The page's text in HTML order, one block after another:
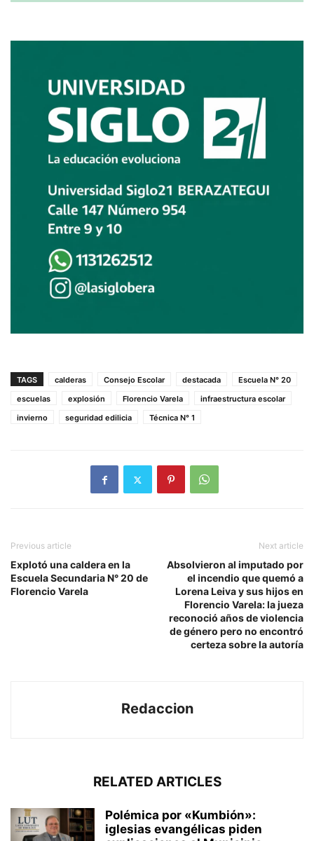
TAGS calderas Consejo Escolar destacada
Escuela N° 20
escuelas
explosión Florencio Varela
infraestructura escolar
invierno
seguridad edilicia Técnica N° 1
Previous article
Explotó una caldera en la
Escuela Secundaria N° 20 de
Florencio Varela
Next article
Absolvieron al imputado por
el incendio que quemó a
Lorena Leiva y sus hijos en
Florencio Varela: la jueza
reconoció años de violencia
de género pero no encontró
certeza sobre la autoría
Redaccion
RELATED ARTICLES
Polémica por «Kumbión»:
iglesias evangélicas piden